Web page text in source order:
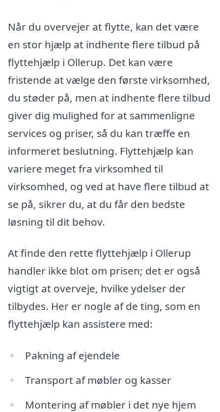
Når du overvejer at flytte, kan det være
en stor hjælp at indhente flere tilbud på
flyttehjælp i Ollerup. Det kan være
fristende at vælge den første virksomhed,
du støder på, men at indhente flere tilbud
giver dig mulighed for at sammenligne
services og priser, så du kan træffe en
informeret beslutning. Flyttehjælp kan
variere meget fra virksomhed til
virksomhed, og ved at have flere tilbud at
se på, sikrer du, at du får den bedste
løsning til dit behov.
At finde den rette flyttehjælp i Ollerup
handler ikke blot om prisen; det er også
vigtigt at overveje, hvilke ydelser der
tilbydes. Her er nogle af de ting, som en
flyttehjælp kan assistere med:
Pakning af ejendele
Transport af møbler og kasser
Montering af møbler i det nye hjem